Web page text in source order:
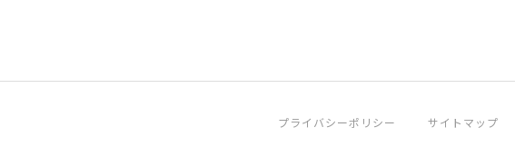
プライバシーポリシー サイトマップ